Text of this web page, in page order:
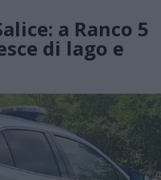
a Ranco 5
di lago e